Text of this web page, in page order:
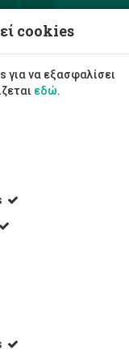
cookies
για να εξασφαλίσει
εδώ.